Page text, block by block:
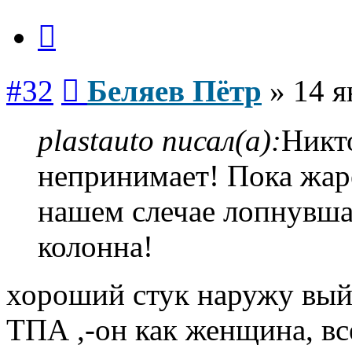
#32 Беляев Пётр » 14
plastauto писал(а):
непринимает! Пока
нашем слечае
колонна!
хороший стук наружу
ТПА ,-он как женщина,